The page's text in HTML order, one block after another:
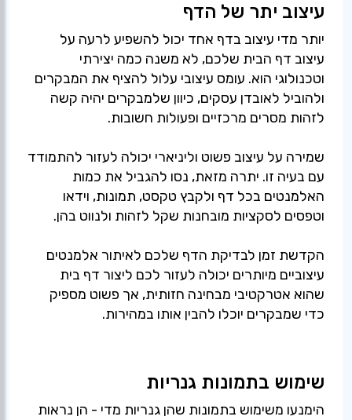
עיצוב יתר של הדף
יותר מדי עיצוב בדף אחד יכול להשפיע לרעה על
עיצוב דף הבית שלכם, לא משנה כמה יצירתי
וטכנולוגי הוא. עומס עיצובי עלול להציף את המבקרים
ולהוביל לאובדן עסקים, כיוון שלמבקרים יהיה קשה
לזהות מסרים מרכזיים ופעולות חשובות.
שמירה על עיצוב פשוט וליניארי יכולה לעזור להתמודד
עם בעיה זו. יתרה מזאת, נסו להגביל את כמות
האלמנטים בכל דף ולקבץ טקסט, תמונות, וידאו
וטפסים לסקציות מובחנות שקל לזהות ולנווט בהן.
הקדשת זמן לבדיקת הדף שלכם לאיתור אלמנטים
עיצוביים מיותרים יכולה לעזור לכם ליצור דף בית
שהוא אטרקטיבי מבחינה חזותית, אך פשוט מספיק
כדי שמבקרים יוכלו להבין אותו במהירות.
שימוש בתמונות גנריות
הימנעו משימוש בתמונות שהן גנריות מדי - הן נראות